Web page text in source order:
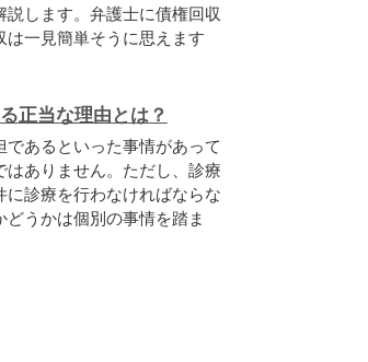
します。弁護士に債権回収
は一見簡単そうに思えます
正当な理由とは？
であるといった事情があって
はありません。ただし、診療
診療を行わなければならな
うかは個別の事情を踏ま